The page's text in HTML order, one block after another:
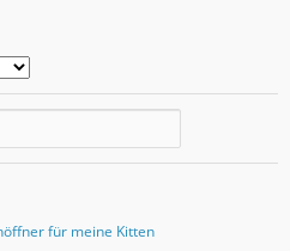
für meine Kitten